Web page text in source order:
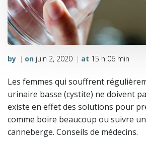
by | on juin 2, 2020 | at 15 h 06 min
Les femmes qui souffrent
urinaire basse (cystite) ne doivent
existe en effet des solutions pour
comme boire beaucoup ou suivre
canneberge. Conseils de médecins.